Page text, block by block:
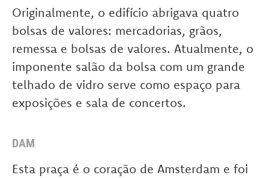
Originalmente, o edifício abrigava quatro
bolsas de valores: mercadorias, grãos,
remessa e bolsas de valores. Atualmente, o
imponente salão da bolsa com um grande
telhado de vidro serve como espaço para
exposições e sala de concertos.
DAM
Esta praça é o coração de Amsterdam e foi